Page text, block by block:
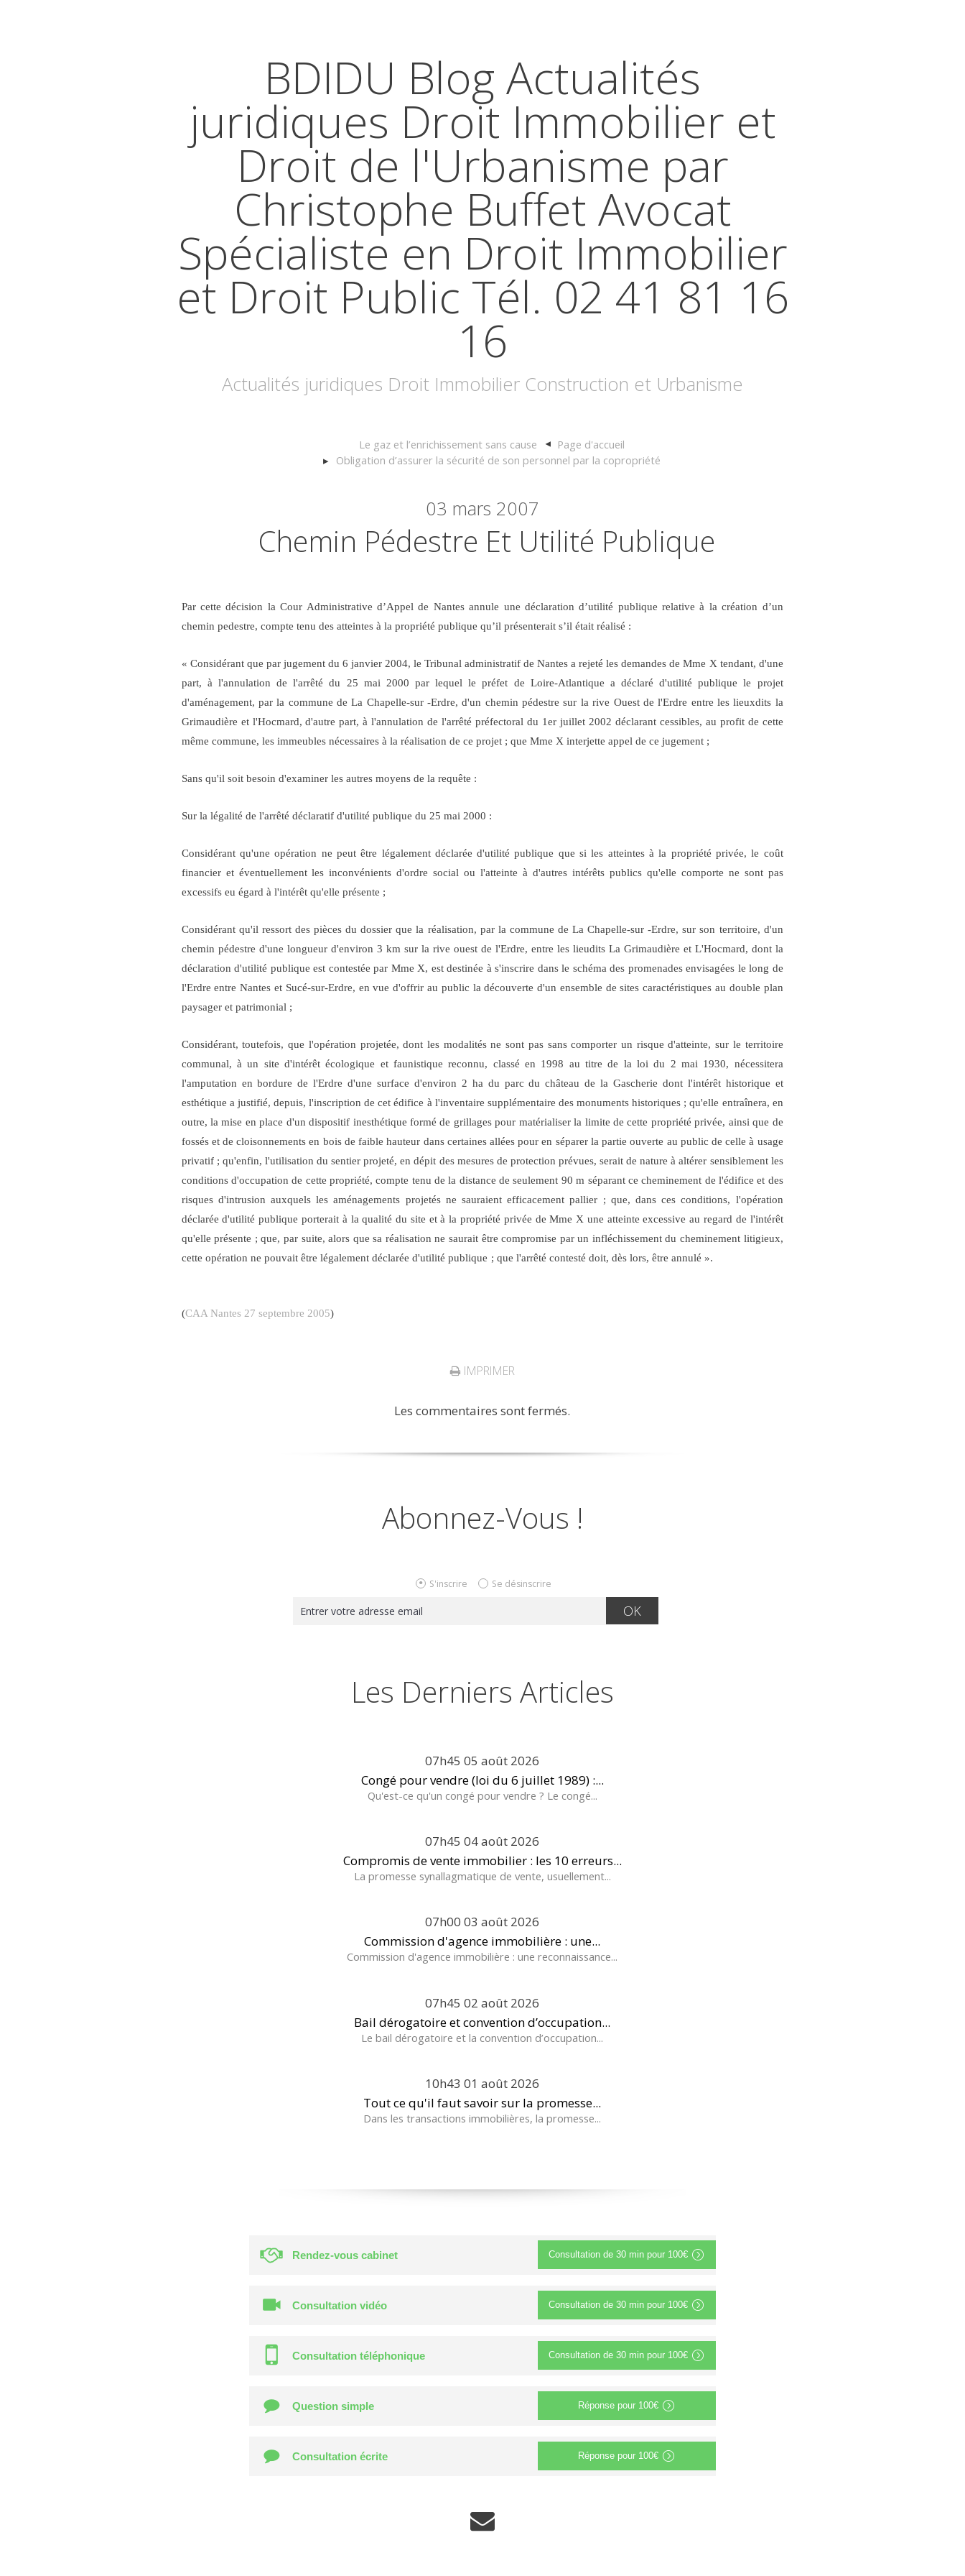
BDIDU Blog Actualités
juridiques Droit Immobilier et
Droit de l'Urbanisme par
Christophe Buffet Avocat
Spécialiste en Droit Immobilier
et Droit Public Tél. 02 41 81 16
16
Actualités juridiques Droit Immobilier Construction et Urbanisme
Le gaz et l’enrichissement sans cause
Page d'accueil
Obligation d’assurer la sécurité de son personnel par la copropriété
03 mars 2007
Chemin Pédestre Et Utilité Publique
Par cette décision la Cour Administrative d’Appel de Nantes annule une déclaration d’utilité publique relative à la création d’un
chemin pedestre, compte tenu des atteintes à la propriété publique qu’il présenterait s’il était réalisé :
« Considérant que par jugement du 6 janvier 2004, le Tribunal administratif de Nantes a rejeté les demandes de Mme X tendant, d'une
part, à l'annulation de l'arrêté du 25 mai 2000 par lequel le préfet de Loire-Atlantique a déclaré d'utilité publique le projet
d'aménagement, par la commune de La Chapelle-sur -Erdre, d'un chemin pédestre sur la rive Ouest de l'Erdre entre les lieuxdits la
Grimaudière et l'Hocmard, d'autre part, à l'annulation de l'arrêté préfectoral du 1er juillet 2002 déclarant cessibles, au profit de cette
même commune, les immeubles nécessaires à la réalisation de ce projet ; que Mme X interjette appel de ce jugement ;
Sans qu'il soit besoin d'examiner les autres moyens de la requête :
Sur la légalité de l'arrêté déclaratif d'utilité publique du 25 mai 2000 :
Considérant qu'une opération ne peut être légalement déclarée d'utilité publique que si les atteintes à la propriété privée, le coût
financier et éventuellement les inconvénients d'ordre social ou l'atteinte à d'autres intérêts publics qu'elle comporte ne sont pas
excessifs eu égard à l'intérêt qu'elle présente ;
Considérant qu'il ressort des pièces du dossier que la réalisation, par la commune de La Chapelle-sur -Erdre, sur son territoire, d'un
chemin pédestre d'une longueur d'environ 3 km sur la rive ouest de l'Erdre, entre les lieudits La Grimaudière et L'Hocmard, dont la
déclaration d'utilité publique est contestée par Mme X, est destinée à s'inscrire dans le schéma des promenades envisagées le long de
l'Erdre entre Nantes et Sucé-sur-Erdre, en vue d'offrir au public la découverte d'un ensemble de sites caractéristiques au double plan
paysager et patrimonial ;
Considérant, toutefois, que l'opération projetée, dont les modalités ne sont pas sans comporter un risque d'atteinte, sur le territoire
communal, à un site d'intérêt écologique et faunistique reconnu, classé en 1998 au titre de la loi du 2 mai 1930, nécessitera
l'amputation en bordure de l'Erdre d'une surface d'environ 2 ha du parc du château de la Gascherie dont l'intérêt historique et
esthétique a justifié, depuis, l'inscription de cet édifice à l'inventaire supplémentaire des monuments historiques ; qu'elle entraînera, en
outre, la mise en place d'un dispositif inesthétique formé de grillages pour matérialiser la limite de cette propriété privée, ainsi que de
fossés et de cloisonnements en bois de faible hauteur dans certaines allées pour en séparer la partie ouverte au public de celle à usage
privatif ; qu'enfin, l'utilisation du sentier projeté, en dépit des mesures de protection prévues, serait de nature à altérer sensiblement les
conditions d'occupation de cette propriété, compte tenu de la distance de seulement 90 m séparant ce cheminement de l'édifice et des
risques d'intrusion auxquels les aménagements projetés ne sauraient efficacement pallier ; que, dans ces conditions, l'opération
déclarée d'utilité publique porterait à la qualité du site et à la propriété privée de Mme X une atteinte excessive au regard de l'intérêt
qu'elle présente ; que, par suite, alors que sa réalisation ne saurait être compromise par un infléchissement du cheminement litigieux,
cette opération ne pouvait être légalement déclarée d'utilité publique ; que l'arrêté contesté doit, dès lors, être annulé ».
(CAA Nantes 27 septembre 2005)
IMPRIMER
Les commentaires sont fermés.
Abonnez-Vous !
S'inscrire Se désinscrire
Les Derniers Articles
07h45 05 août 2026
Congé pour vendre (loi du 6 juillet 1989) :...
Qu'est-ce qu'un congé pour vendre ? Le congé...
07h45 04août 2026
Compromis de vente immobilier : les 10 erreurs...
La promesse synallagmatique de vente, usuellement...
07h00 03 août 2026
Commission d'agence immobilière : une...
Commission d'agence immobilière : une reconnaissance...
07h45 02 août 2026
Bail dérogatoire et convention d’occupation...
Le bail dérogatoire et la convention d’occupation...
10h43 01 août 2026
Tout ce qu'il faut savoir sur la promesse...
Dans les transactions immobilières, la promesse...
Rendez-vous cabinet Consultation de 30 min pour 100€
Consultation vidéo Consultation de 30 min pour 100€
Consultation téléphonique Consultation de 30 min pour 100€
Question simple Réponse pour 100€
Consultation écrite Réponse pour 100€